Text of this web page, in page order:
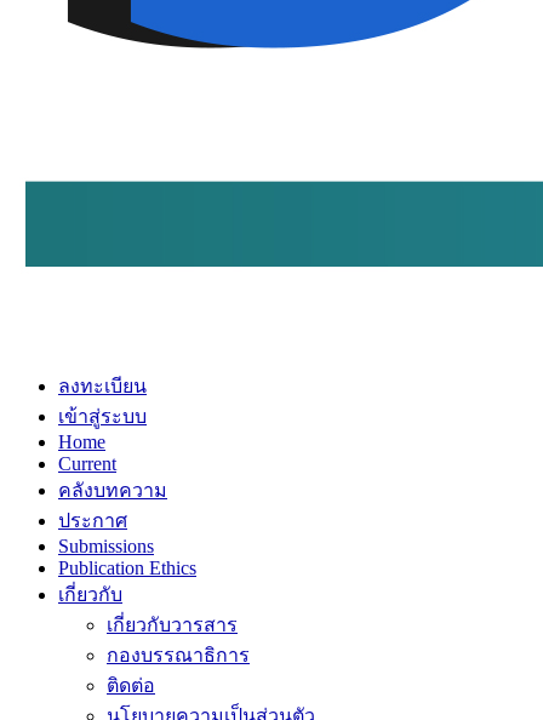
ลงทะเบียน
เข้าสู่ระบบ
Home
Current
คลังบทความ
ประกาศ
Submissions
Publication Ethics
เกี่ยวกับ
เกี่ยวกับวารสาร
กองบรรณาธิการ
ติดต่อ
นโยบายความเป็นส่วนตัว